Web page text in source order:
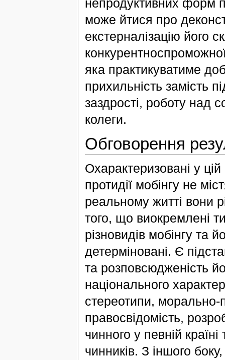
непродуктивних форм
може йтися про
екстерналізацію його
яка практикуватиме
прихильність замість
заздрості, роботу над
колеги.
Обговорення
Охарактеризовані у цій
протидії мобінгу не
реальному житті вони
того, що виокремлені
різновидів мобінгу та
детерміновані. Є
та розповсюдженість
національного
стереотипи, морально-
правосвідомість,
чинного у певній
чинників. З іншого